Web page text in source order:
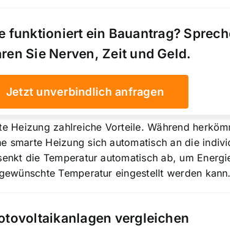
funktioniert ein Bauantrag?
Sie Nerven, Zeit und Geld.
Jetzt unverbindlich anfragen
Heizung zahlreiche Vorteile. Während
smarte Heizung sich automatisch an die
die Temperatur automatisch ab, um
Temperatur eingestellt werden kann.
vergleichen